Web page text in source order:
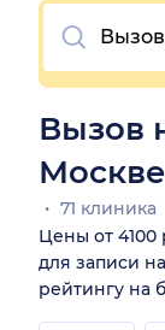
Очистить
Вызов
Москве
71 клиника
Цены от 4100
для записи
рейтингу на